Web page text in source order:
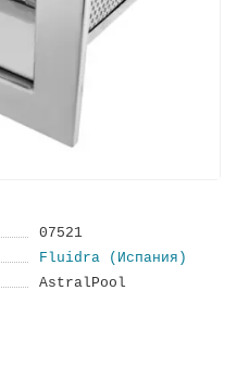
07521
Fluidra (Испания)
AstralPool